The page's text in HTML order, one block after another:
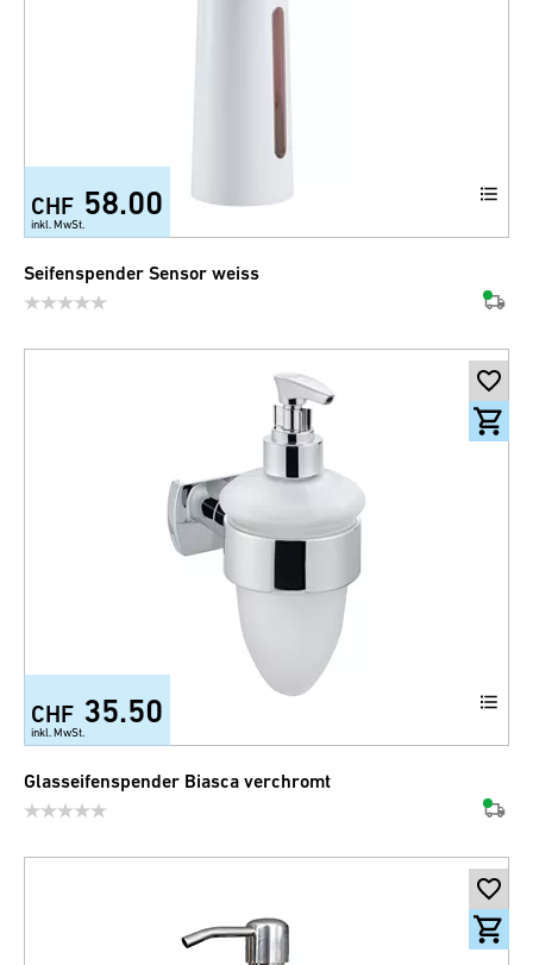
CHF 58.00
inkl. MwSt.
Seifenspender Sensor weiss
CHF 35.50
inkl. MwSt.
Glasseifenspender Biasca verchromt